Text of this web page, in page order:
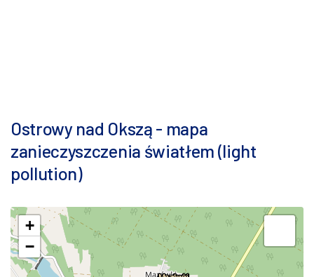
Ostrowy nad Okszą - mapa
zanieczyszczenia światłem (light
pollution)
+
−